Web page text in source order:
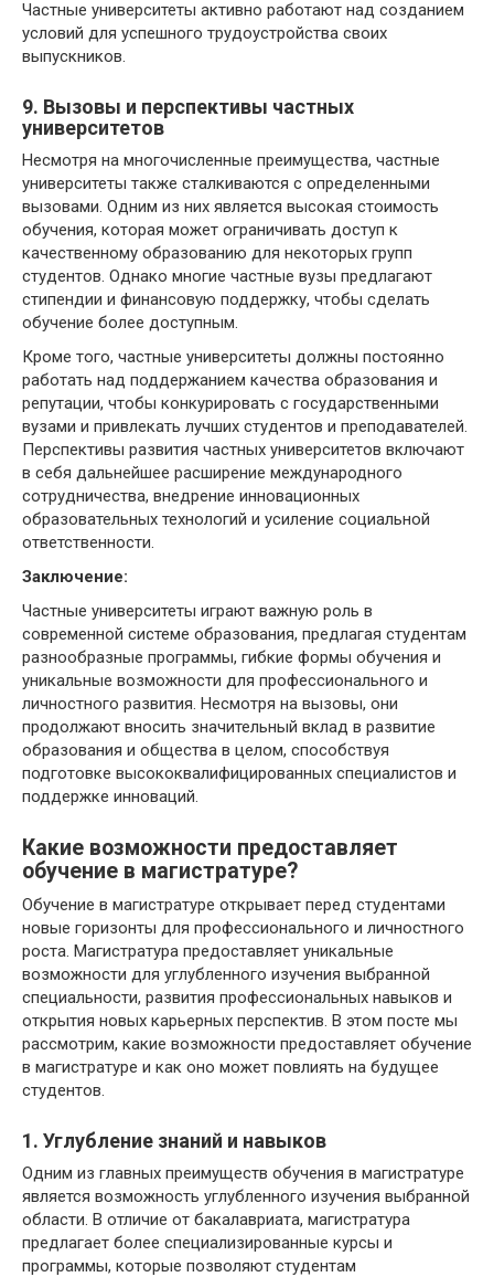
Частные университеты активно работают над созданием
условий для успешного трудоустройства своих
выпускников.
9. Вызовы и перспективы частных
университетов
Несмотря на многочисленные преимущества, частные
университеты также сталкиваются с определенными
вызовами. Одним из них является высокая стоимость
обучения, которая может ограничивать доступ к
качественному образованию для некоторых групп
студентов. Однако многие частные вузы предлагают
стипендии и финансовую поддержку, чтобы сделать
обучение более доступным.
Кроме того, частные университеты должны постоянно
работать над поддержанием качества образования и
репутации, чтобы конкурировать с государственными
вузами и привлекать лучших студентов и преподавателей.
Перспективы развития частных университетов включают
в себя дальнейшее расширение международного
сотрудничества, внедрение инновационных
образовательных технологий и усиление социальной
ответственности.
Заключение:
Частные университеты играют важную роль в
современной системе образования, предлагая студентам
разнообразные программы, гибкие формы обучения и
уникальные возможности для профессионального и
личностного развития. Несмотря на вызовы, они
продолжают вносить значительный вклад в развитие
образования и общества в целом, способствуя
подготовке высококвалифицированных специалистов и
поддержке инноваций.
Какие возможности предоставляет
обучение в магистратуре?
Обучение в магистратуре открывает перед студентами
новые горизонты для профессионального и личностного
роста. Магистратура предоставляет уникальные
возможности для углубленного изучения выбранной
специальности, развития профессиональных навыков и
открытия новых карьерных перспектив. В этом посте мы
рассмотрим, какие возможности предоставляет обучение
в магистратуре и как оно может повлиять на будущее
студентов.
1. Углубление знаний и навыков
Одним из главных преимуществ обучения в магистратуре
является возможность углубленного изучения выбранной
области. В отличие от бакалавриата, магистратура
предлагает более специализированные курсы и
программы, которые позволяют студентам